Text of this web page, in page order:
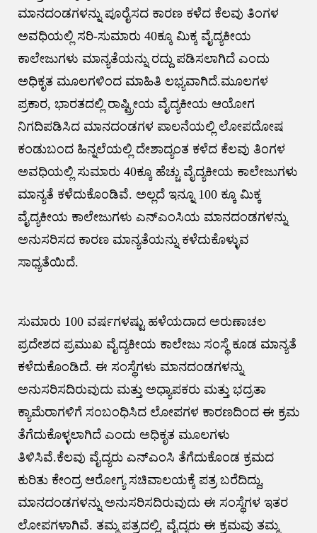
ಮಾನದಂಡಗಳನ್ನು ಪೂರೈಸದ ಕಾರಣ ಕಳೆದ ಕೆಲವು ತಿಂಗಳ
ಅವಧಿಯಲ್ಲಿ ಸರಿ-ಸುಮಾರು 40ಕ್ಕೂ ಮಿಕ್ಕ ವೈದ್ಯಕೀಯ
ಕಾಲೇಜುಗಳು ಮಾನ್ಯತೆಯನ್ನು ರದ್ದು ಪಡಿಸಲಾಗಿದೆ ಎಂದು
ಅಧಿಕೃತ ಮೂಲಗಳಿಂದ ಮಾಹಿತಿ ಲಭ್ಯವಾಗಿದೆ.ಮೂಲಗಳ
ಪ್ರಕಾರ, ಭಾರತದಲ್ಲಿ ರಾಷ್ಟ್ರೀಯ ವೈದ್ಯಕೀಯ ಆಯೋಗ
ನಿಗದಿಪಡಿಸಿದ ಮಾನದಂಡಗಳ ಪಾಲನೆಯಲ್ಲಿ ಲೋಪದೋಷ
ಕಂಡುಬಂದ ಹಿನ್ನಲೆಯಲ್ಲಿ ದೇಶಾದ್ಯಂತ ಕಳೆದ ಕೆಲವು ತಿಂಗಳ
ಅವಧಿಯಲ್ಲಿ ಸುಮಾರು 40ಕ್ಕೂ ಹೆಚ್ಚು ವೈದ್ಯಕೀಯ ಕಾಲೇಜುಗಳು
ಮಾನ್ಯತೆ ಕಳೆದುಕೊಂಡಿವೆ. ಅಲ್ಲದೆ ಇನ್ನೂ 100 ಕ್ಕೂ ಮಿಕ್ಕ
ವೈದ್ಯಕೀಯ ಕಾಲೇಜುಗಳು ಎನ್‌ಎಂಸಿಯ ಮಾನದಂಡಗಳನ್ನು
ಅನುಸರಿಸದ ಕಾರಣ ಮಾನ್ಯತೆಯನ್ನು ಕಳೆದುಕೊಳ್ಳುವ
ಸಾಧ್ಯತೆಯಿದೆ.
ಸುಮಾರು 100 ವರ್ಷಗಳಷ್ಟು ಹಳೆಯದಾದ ಅರುಣಾಚಲ
ಪ್ರದೇಶದ ಪ್ರಮುಖ ವೈದ್ಯಕೀಯ ಕಾಲೇಜು ಸಂಸ್ಥೆ ಕೂಡ ಮಾನ್ಯತೆ
ಕಳೆದುಕೊಂಡಿದೆ. ಈ ಸಂಸ್ಥೆಗಳು ಮಾನದಂಡಗಳನ್ನು
ಅನುಸರಿಸದಿರುವುದು ಮತ್ತು ಅಧ್ಯಾಪಕರು ಮತ್ತು ಭದ್ರತಾ
ಕ್ಯಾಮೆರಾಗಳಿಗೆ ಸಂಬಂಧಿಸಿದ ಲೋಪಗಳ ಕಾರಣದಿಂದ ಈ ಕ್ರಮ
ತೆಗೆದುಕೊಳ್ಳಲಾಗಿದೆ ಎಂದು ಅಧಿಕೃತ ಮೂಲಗಳು
ತಿಳಿಸಿವೆ.ಕೆಲವು ವೈದ್ಯರು ಎನ್‌ಎಂಸಿ ತೆಗೆದುಕೊಂಡ ಕ್ರಮದ
ಕುರಿತು ಕೇಂದ್ರ ಆರೋಗ್ಯ ಸಚಿವಾಲಯಕ್ಕೆ ಪತ್ರ ಬರೆದಿದ್ದು,
ಮಾನದಂಡಗಳನ್ನು ಅನುಸರಿಸದಿರುವುದು ಈ ಸಂಸ್ಥೆಗಳ ಇತರ
ಲೋಪಗಳಾಗಿವೆ. ತಮ್ಮ ಪತ್ರದಲ್ಲಿ, ವೈದ್ಯರು ಈ ಕ್ರಮವು ತಮ್ಮ